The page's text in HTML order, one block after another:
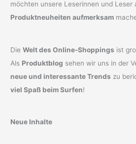
möchten unsere Leserinnen und Leser
Produktneuheiten aufmerksam
DieWelt des Online-Shoppings ist
Als Produktblog sehen wir uns in der
neue und interessante Trends zu
viel Spaß beim Surfen!
Neue Inhalte